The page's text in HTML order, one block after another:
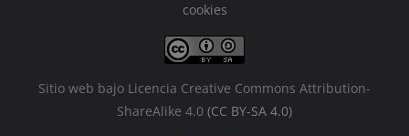
cookies
Sitio web bajo Licencia Creative Commons Attribution-
ShareAlike 4.0 (CC BY-SA 4.0)